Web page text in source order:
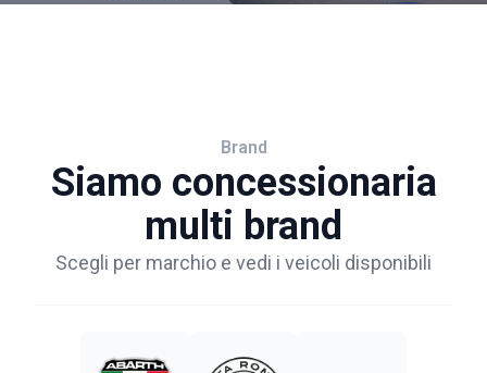
Brand
Siamo concessionaria
multi brand
Scegli per marchio e vedi i veicoli disponibili